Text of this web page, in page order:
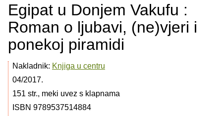
Egipat u Donjem Vakufu :
Roman o ljubavi, (ne)vjeri i
ponekoj piramidi
Nakladnik: Knjiga u centru
04/2017.
151 str., meki uvez s klapnama
ISBN 9789537514884